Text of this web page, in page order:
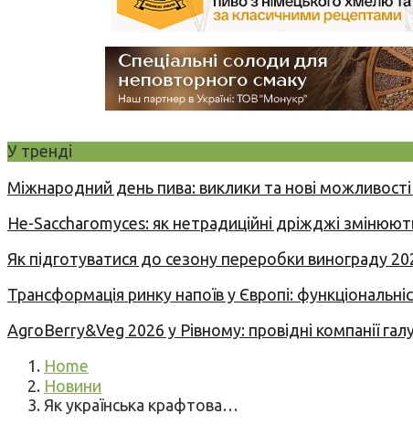
У тренді
Міжнародний день пива: виклики та нові можливості
Не-Saccharomyces: як нетрадиційні дріжджі
Як підготуватися до сезону переробки винограду
Трансформація ринку напоїв у Європі:
AgroBerry&Veg 2026 у Рівному: провідні компанії
Home
Новини
Як українська крафтова…